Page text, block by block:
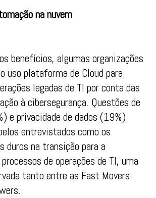
na nuvem
benefícios, algumas organizações
uso plataforma de Cloud para
legadas de TI por conta das
à cibersegurança. Questões de
e privacidade de dados (19%)
entrevistados como os
duros na transição para a
de operações de TI, uma
tanto entre as Fast Movers